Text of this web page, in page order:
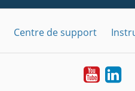
Centre de support
YouTube